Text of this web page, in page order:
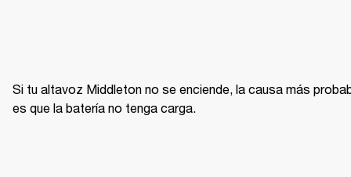
Si tu altavoz Middleton no se enciende, la causa más
es que la batería no tenga carga.